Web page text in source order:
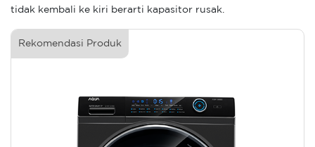
tidak kembali ke kiri berarti kapasitor rusak.
Rekomendasi Produk